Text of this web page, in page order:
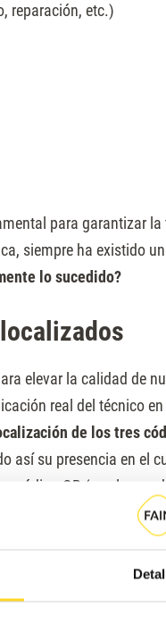
reparación, etc.)
para garantizar
siempre ha existido
lo sucedido?
elevar la calidad de
real del técnico
de los tres
así su presencia en el
código QR (en el caso
que el sistema